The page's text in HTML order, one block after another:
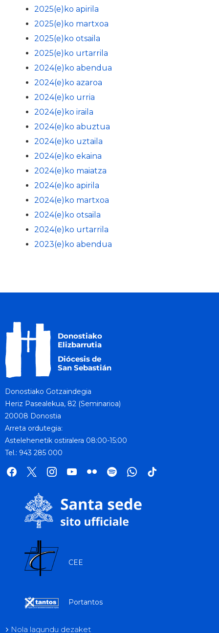
2025(e)ko apirila
2025(e)ko martxoa
2025(e)ko otsaila
2025(e)ko urtarrila
2024(e)ko abendua
2024(e)ko azaroa
2024(e)ko urria
2024(e)ko iraila
2024(e)ko abuztua
2024(e)ko uztaila
2024(e)ko ekaina
2024(e)ko maiatza
2024(e)ko apirila
2024(e)ko martxoa
2024(e)ko otsaila
2024(e)ko urtarrila
2023(e)ko abendua
Donostiako Gotzaindegia
Heriz Pasealekua, 82 (Seminarioa)
20008 Donostia
Arreta ordutegia:
Astelehenetik ostiralera 08:00-15:00
Tel.: 943 285 000
facebook
x instagramyoutube
flickr spotifywhatsapp
tik
CEE
Portantos
Nola lagundu dezaket